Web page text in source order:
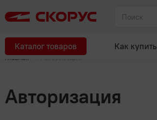
Каталог товаров Как купить
Главная Авторизация
Авторизация